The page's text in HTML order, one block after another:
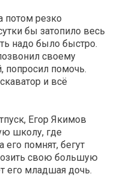
потом резко
бы затопило весь
надо было быстро.
своему
попросил помочь.
и всё
Егор Якимов
школу, где
его помнят, бегут
свою большую
его младшая дочь.